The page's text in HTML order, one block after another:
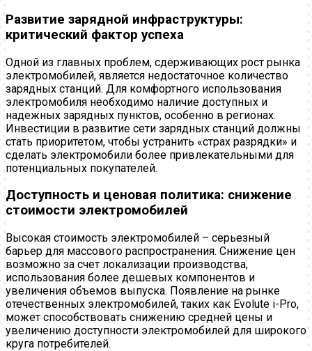
Развитие зарядной инфраструктуры:
критический фактор успеха
Одной из главных проблем, сдерживающих рост рынка
электромобилей, является недостаточное количество
зарядных станций. Для комфортного использования
электромобиля необходимо наличие доступных и
надежных зарядных пунктов, особенно в регионах.
Инвестиции в развитие сети зарядных станций должны
стать приоритетом, чтобы устранить «страх разрядки» и
сделать электромобили более привлекательными для
потенциальных покупателей.
Доступность и ценовая политика: снижение
стоимости электромобилей
Высокая стоимость электромобилей – серьезный
барьер для массового распространения. Снижение цен
возможно за счет локализации производства,
использования более дешевых компонентов и
увеличения объемов выпуска. Появление на рынке
отечественных электромобилей, таких как Evolute i-Pro,
может способствовать снижению средней цены и
увеличению доступности электромобилей для широкого
круга потребителей.